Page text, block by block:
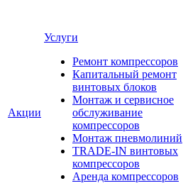
Акции
Услуги
Ремонт компрессоров
Капитальный ремонт
винтовых блоков
Монтаж и сервисное
обслуживание
компрессоров
Монтаж пневмолиний
TRADE-IN винтовых
компрессоров
Аренда компрессоров